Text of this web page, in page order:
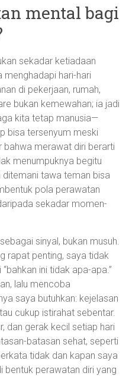
mental bagi
sekadar ketiadaan
menghadapi hari-hari
di pekerjaan, rumah,
bukan kemewahan; ia jadi
kita tetap manusia—
bisa tersenyum meski
bahwa merawat diri berarti
menumpuknya begitu
ditemani tawa teman bisa
pola perawatan
sekadar momen-
sinyal, bukan musuh.
rapat penting, saya tidak
ini tidak apa-apa.”
lalu mencoba
saya butuhkan: kejelasan
cukup istirahat sebentar.
dan gerak kecil setiap hari
batasan sehat, seperti
tidak dan kapan saya
bentuk perawatan diri yang